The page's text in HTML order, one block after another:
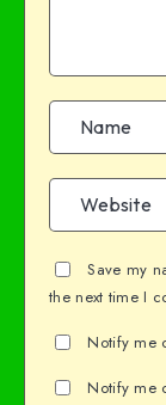
Save my
the next time I
Notify me
Notify me